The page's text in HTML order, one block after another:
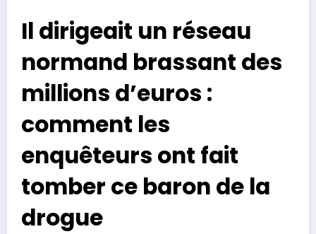
Il dirigeait un réseau
normand brassant des
millions d’euros :
comment les
enquêteurs ont fait
tomber ce baron de la
drogue